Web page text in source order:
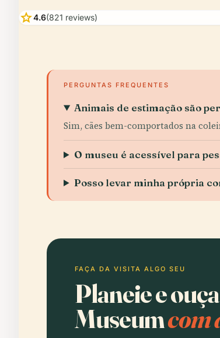
star4.6(821 reviews)
PERGUNTAS FREQUENTES
Animais de estimação são
Sim, cães bem-comportados na
O museu é acessível para
Posso levar minha própria
FAÇA DA VISITA ALGO SEU
Planeie e
Museumcom